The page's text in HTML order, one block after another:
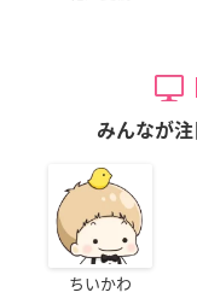
みんなが
ちいかわ